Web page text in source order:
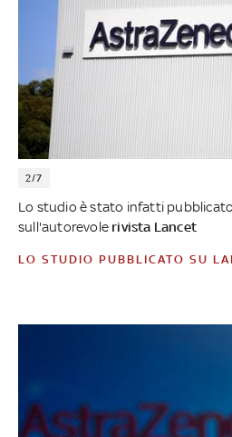
2/7
Lo studio è stato infatti pubblicato
sull'autorevole rivista Lancet
LO STUDIO PUBBLICATO SU